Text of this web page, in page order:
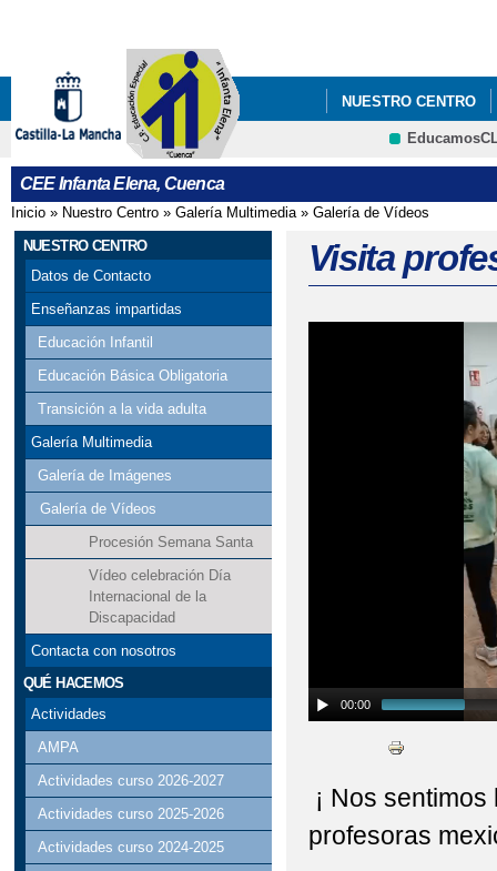
NUESTRO CENTRO
CEE Infanta Elena, Cuenca
Se encuentra usted aquí
Inicio » Nuestro Centro » Galería Multimedia» Galería de Vídeos
NUESTRO CENTRO
Datos de Contacto
Enseñanzas impartidas
Educación Infantil
Educación Básica Obligatoria
Transición a la vida adulta
Galería Multimedia
Galería de Imágenes
Galería de Vídeos
Procesión Semana Santa
Vídeo celebración Día
Internacional de la
Discapacidad
Contacta con nosotros
QUÉ HACEMOS
Actividades
AMPA
Actividades curso 2026-2027
Actividades curso 2025-2026
Actividades curso 2024-2025
Visita
00:00
¡ Nos
profesoras